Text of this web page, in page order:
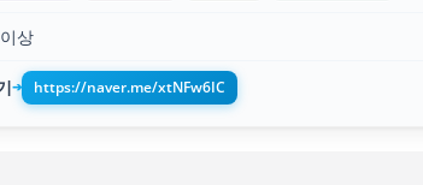
상
➔ https://naver.me/xtNFw6IC